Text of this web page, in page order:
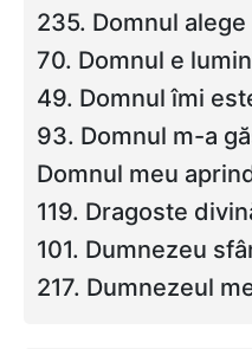
235. Domnul
70. Domnul e
49. Domnul îmi
93. Domnul m-a
Domnul meu
119. Dragoste
101. Dumnezeu
217. Dumnezeul